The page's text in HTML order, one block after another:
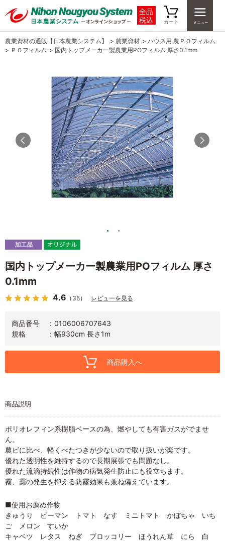
全品
税込
カート
農業資材の通販【日本農業システム】 > 農業資材 > ハウス用 農ＰＯフィルム
> ＰＯフィルム > 国内トップメーカー製農業用POフィルム 厚さ0.1mm
国内トップメーカー製農業用POフィルム 厚さ
0.1mm
4.6 （35） レビューを見る
商品番号
0106006707643
規格
幅930cm 長さ1m
商品購入へ
商品説明
ポリオレフィン系樹脂ベースの為、燃やしても有害ガスがでませ
ん。
農ビに比べ、軽くべたつきが少ないので取り扱いが楽です。
優れた透明性を維持するので長期展張でも問題なし。
優れた流滴持続性は作物の病気発生防止にも役立ちます。
霧、靄の発生を抑える防霧効果も兼ね備えています。
■使用お薦め作物
きゅうり ピーマン トマト なす ミニトマト かぼちゃ いち
ご メロン すいか
キャベツ レタス ねぎ ブロッコリー ほうれん草 にら 白